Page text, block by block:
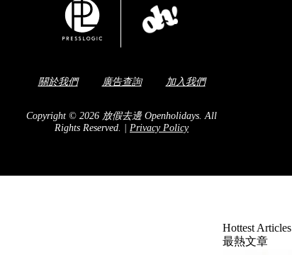
Hottest Articles
最熱文章
關於我們 廣告查詢 加入我們
Copyright © 2026 放假去邊 Openholidays.All
Rights Reserved.
Privacy Policy